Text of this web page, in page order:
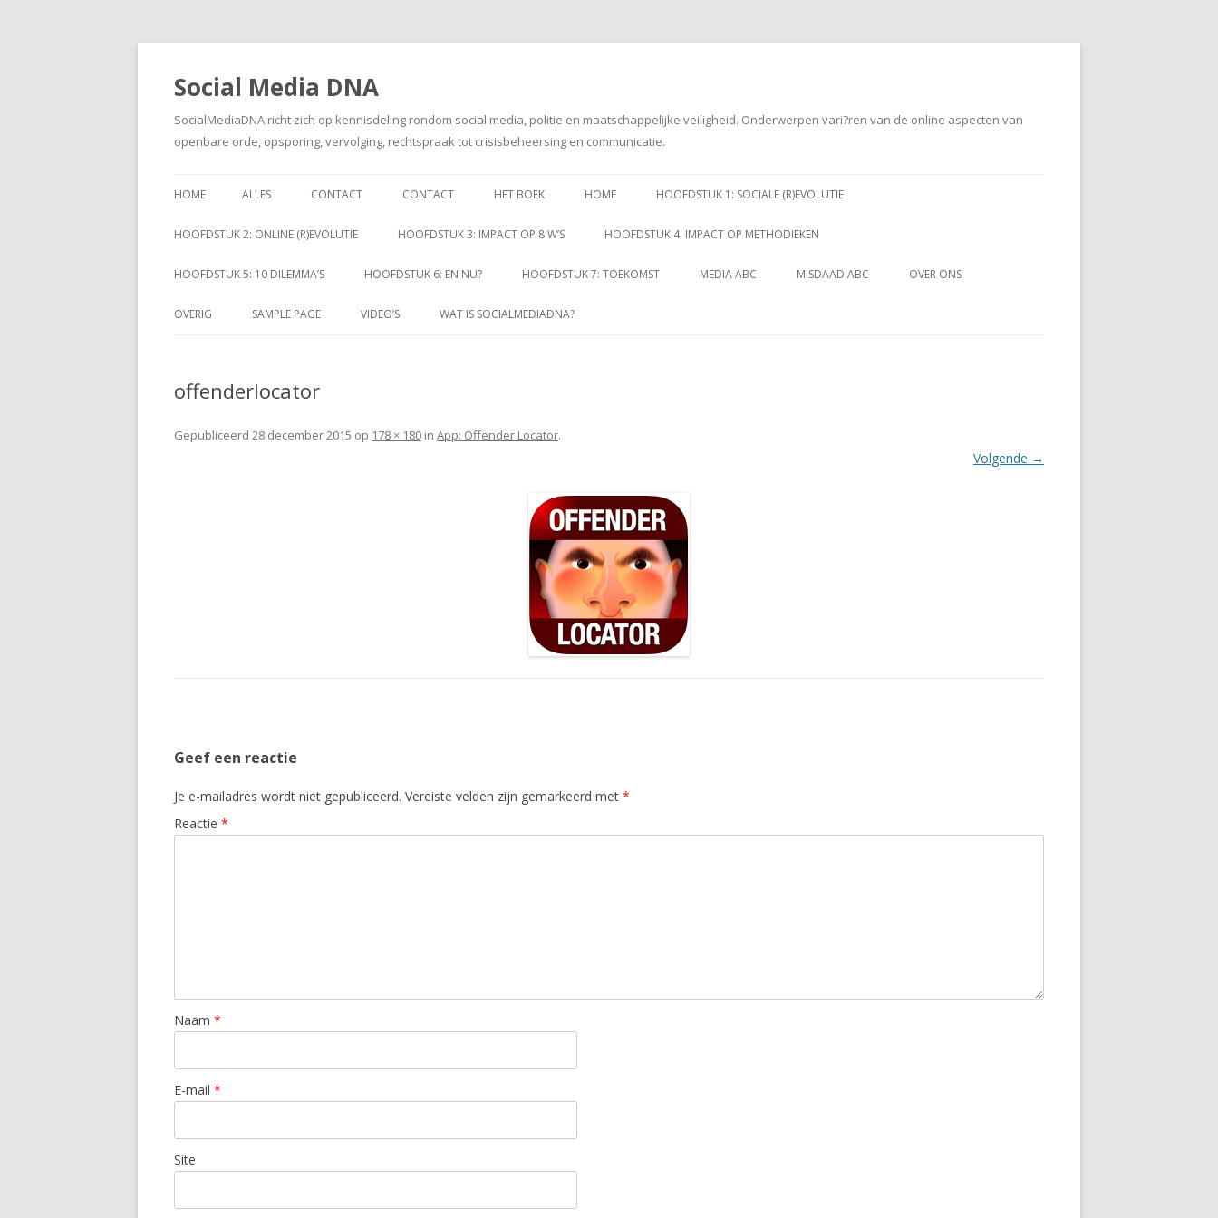
Social Media DNA
SocialMediaDNA richt zich op kennisdeling rondom social media, politie en maatschappelijke veiligheid. Onderwerpen vari?ren van de online aspecten van
openbare orde, opsporing, vervolging, rechtspraak tot crisisbeheersing en communicatie.
naar
HOME ALLES CONTACT CONTACT HET BOEK HOME HOOFDSTUK 1: SOCIALE (R)EVOLUTIE
HOOFDSTUK 2: ONLINE (R)EVOLUTIE HOOFDSTUK 3: IMPACT OP 8 W’S HOOFDSTUK 4: IMPACT OP METHODIEKEN
HOOFDSTUK 5: 10 DILEMMA’S HOOFDSTUK 6: EN NU? HOOFDSTUK 7: TOEKOMST MEDIA ABC MISDAAD ABC OVER ONS
OVERIG SAMPLE PAGE VIDEO’S WAT IS SOCIALMEDIADNA?
offenderlocator
Gepubliceerd 28 december 2015 op 178 × 180 in App: Offender Locator.
Volgende →
Geef een reactie
Je e-mailadres wordt niet gepubliceerd. Vereiste velden zijn gemarkeerd met *
Reactie *
Naam *
E-mail *
Site